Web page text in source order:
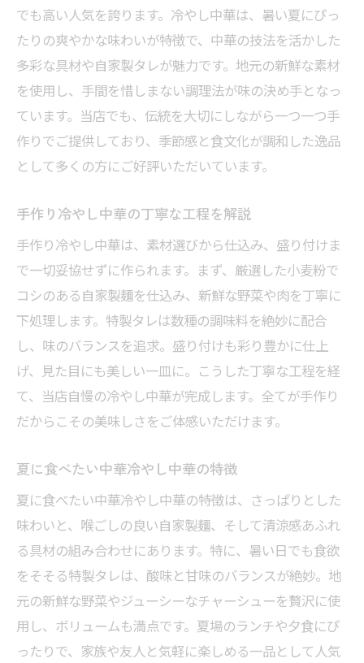
でも高い人気を誇ります。冷やし中華は、暑い夏にぴっ
たりの爽やかな味わいが特徴で、中華の技法を活かした
多彩な具材や自家製タレが魅力です。地元の新鮮な素材
を使用し、手間を惜しまない調理法が味の決め手となっ
ています。当店でも、伝統を大切にしながら一つ一つ手
作りでご提供しており、季節感と食文化が調和した逸品
として多くの方にご好評いただいています。
手作り冷やし中華の丁寧な工程を解説
手作り冷やし中華は、素材選びから仕込み、盛り付けま
で一切妥協せずに作られます。まず、厳選した小麦粉で
コシのある自家製麺を仕込み、新鮮な野菜や肉を丁寧に
下処理します。特製タレは数種の調味料を絶妙に配合
し、味のバランスを追求。盛り付けも彩り豊かに仕上
げ、見た目にも美しい一皿に。こうした丁寧な工程を経
て、当店自慢の冷やし中華が完成します。全てが手作り
だからこその美味しさをご体感いただけます。
夏に食べたい中華冷やし中華の特徴
夏に食べたい中華冷やし中華の特徴は、さっぱりとした
味わいと、喉ごしの良い自家製麺、そして清涼感あふれ
る具材の組み合わせにあります。特に、暑い日でも食欲
をそそる特製タレは、酸味と甘味のバランスが絶妙。地
元の新鮮な野菜やジューシーなチャーシューを贅沢に使
用し、ボリュームも満点です。夏場のランチや夕食にぴ
ったりで、家族や友人と気軽に楽しめる一品として人気